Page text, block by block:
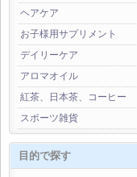
ヘアケア
お子様用サプリメント
デイリーケア
アロマオイル
紅茶、日本茶、コーヒー
スポーツ雑貨
目的で探す